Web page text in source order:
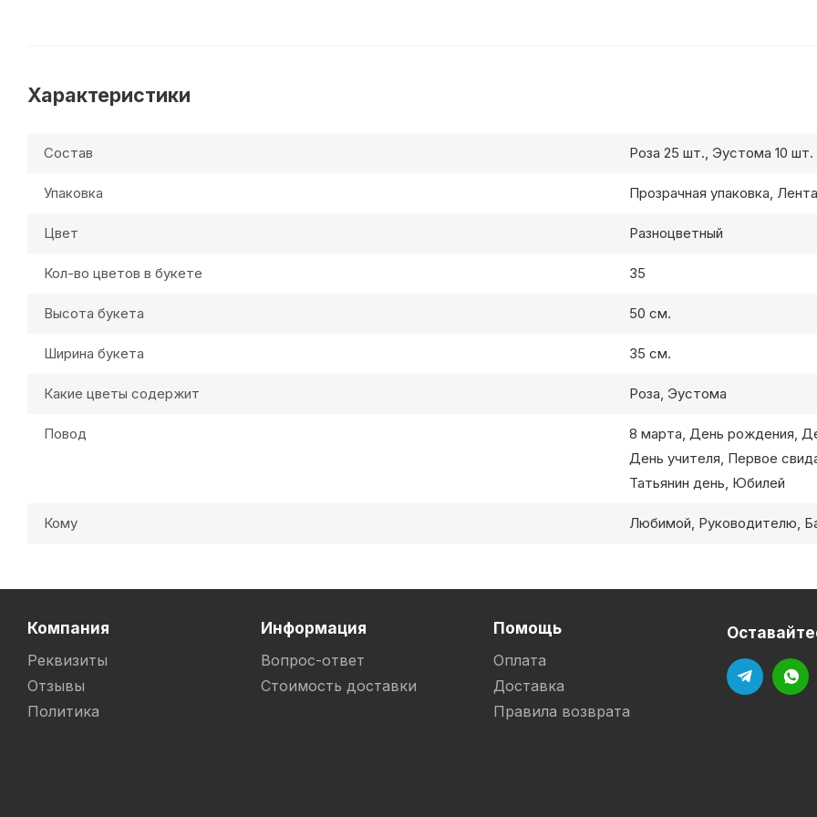
Характеристики
Состав Роза 25 шт., Эустома 10 шт.
Упаковка Прозрачная упаковка, Лента
Цвет Разноцветный
Кол-во цветов в букете 35
Высота букета 50 см.
Ширина букета 35 см.
Какие цветы содержит Роза, Эустома
Повод
8 марта, День рождения,
День учителя, Первое
Татьянин день, Юбилей
Кому Любимой, Руководителю,
Компания
Реквизиты
Отзывы
Политика
Информация
Вопрос-ответ
Стоимость доставки
Помощь
Оплата
Доставка
Правила возврата